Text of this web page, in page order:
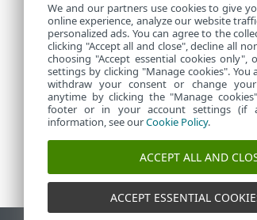
We and our partners use cookies to give
online experience, analyze our website
personalized ads. You can agree to the
clicking "Accept all and close", decline all
choosing "Accept essential cookies only",
settings by clicking "Manage cookies".
withdraw your consent or change your
anytime by clicking the "Manage
footer or in your account settings (if
information, see ourCookie Policy.
ACCEPT ALL AND
ACCEPT ESSENTIAL